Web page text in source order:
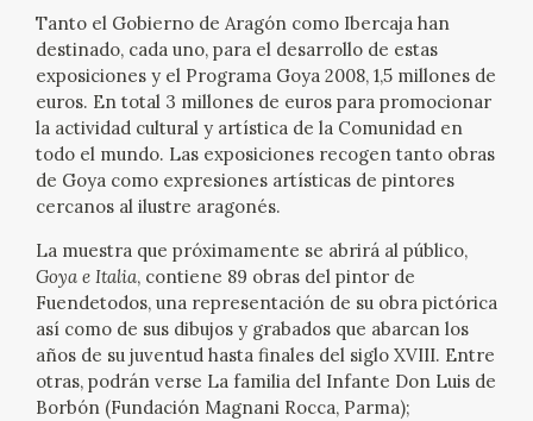
EDICIONES
PUBLICACIONES
TIENDA
TIENDA ONLINE
EDUCA
RECURSOS EDUCATIVOS
Tanto el Gobierno de Aragón como Ibercaja han
destinado, cada uno, para el desarrollo de estas
exposiciones y el Programa Goya 2008, 1,5 millones de
euros. En total 3 millones de euros para promocionar
la actividad cultural y artística de la Comunidad en
todo el mundo. Las exposiciones recogen tanto obras
de Goya como expresiones artísticas de pintores
cercanos al ilustre aragonés.
La muestra que próximamente se abrirá al público,
Goya e Italia, contiene 89 obras del pintor de
Fuendetodos, una representación de su obra pictórica
así como de sus dibujos y grabados que abarcan los
años de su juventud hasta finales del siglo XVIII. Entre
otras, podrán verse La familia del Infante Don Luis de
Borbón (Fundación Magnani Rocca, Parma);